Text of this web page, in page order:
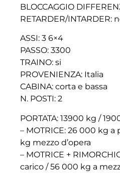
BLOCCAGGIO
RETARDER/INTARDER:
ASSI: 3 6×4
PASSO: 3300
TRAINO: si
PROVENIENZA: Italia
CABINA: corta e bassa
N. POSTI: 2
PORTATA: 13900 kg /
– MOTRICE: 26 000 kg
kg mezzo d’opera
– MOTRICE +
carico / 56 000 kg a